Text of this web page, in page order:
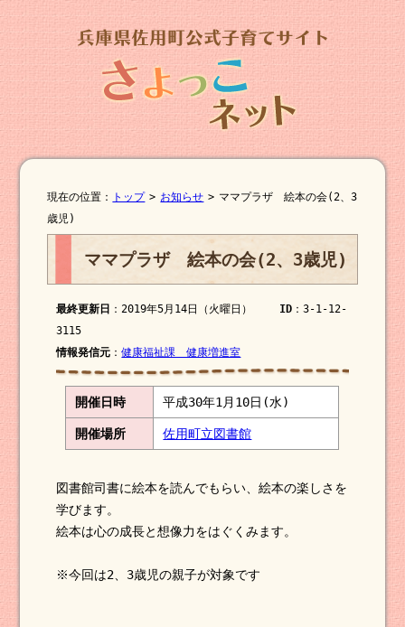
現在の位置： トップ > お知らせ > ママプラザ 絵本の会(2、3
歳児)
ママプラザ 絵本の会(2、3歳児)
最終更新日 ：2019年5月14日（火曜日） ID ：3-1-12-
3115
情報発信元 ：健康福祉課 健康増進室
開催日時 平成30年1月10日(水)
開催場所 佐用町立図書館
図書館司書に絵本を読んでもらい、絵本の楽しさを
学びます。
絵本は心の成長と想像力をはぐくみます。
※今回は2、3歳児の親子が対象です